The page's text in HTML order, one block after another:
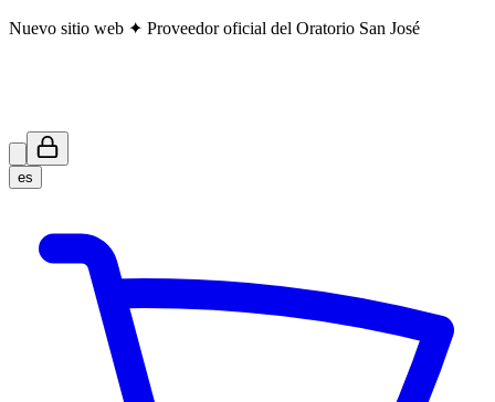
Nuevo sitio web ✦ Proveedor oficial del Oratorio San José
es